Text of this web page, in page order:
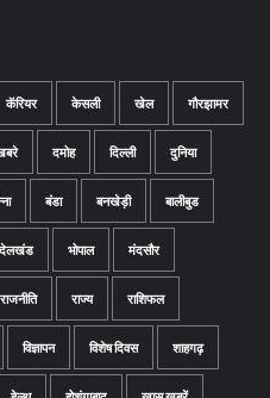
कॅरियर केसली खेल गौरझामर
दमोह दिल्ली दुनिया
बंडा बनखेड़ी बालीबुड
भोपाल मंदसौर
राजनीति राज्य राशिफल
विज्ञापन विशेष दिवस शाहगढ़